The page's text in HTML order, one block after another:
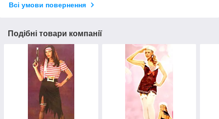
Всі умови повернення
Подібні товари компанії